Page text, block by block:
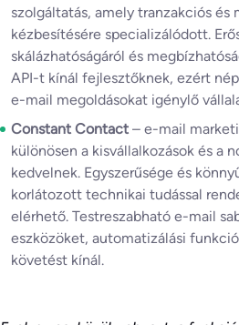
szolgáltatás, amely tranzakciós és
kézbesítésére specializálódott.
skálázhatóságáról és
API-t kínál fejlesztőknek, ezért
e-mail megoldásokat igénylő
Constant Contact – e-mail
különösen a kisvállalkozások és a
kedvelnek. Egyszerűsége és
korlátozott technikai tudással
elérhető. Testreszabható e-mail
eszközöket, automatizálási
követést kínál.